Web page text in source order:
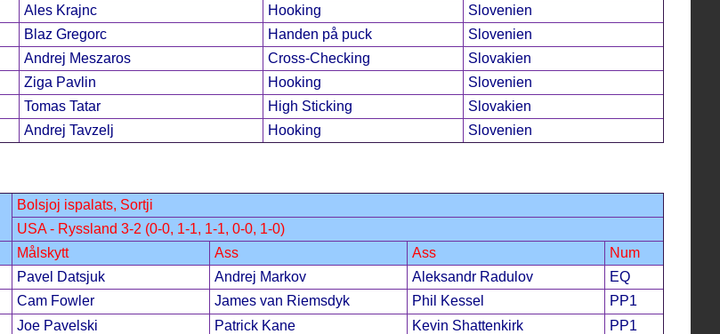
Ales Krajnc Hooking
Slovenien
Blaz Gregorc Handen på puck
Slovenien
Andrej Meszaros Cross-Checking
Slovakien
Ziga Pavlin Hooking
Slovenien
Tomas Tatar High Sticking
Slovakien
Andrej Tavzelj Hooking Slovenien
Bolsjoj ispalats, Sortji
USA - Ryssland 3-2 (0-0, 1-1, 1-1, 0-0, 1-0)
Målskytt Ass Ass
Num
Pavel Datsjuk Andrej Markov Aleksandr Radulov
EQ
Cam Fowler James van Riemsdyk Phil Kessel
PP1
Joe Pavelski Patrick Kane Kevin Shattenkirk
PP1